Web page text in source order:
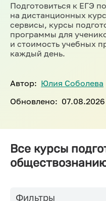
Подготовиться к ЕГЭ
на дистанционных
сервисы, курсы
программы для
и стоимость учебных
каждый день.
Автор: Юлия Соболева
Обновлено: 07.08.2026
Все курсы
Фильтры